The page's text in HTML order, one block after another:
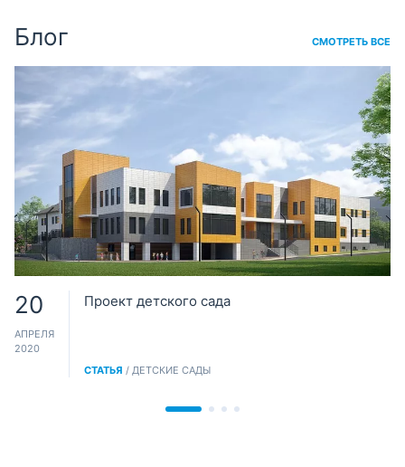
Блог СМОТРЕТЬ ВСЕ
20
АПРЕЛЯ
2020
Проект детского сада
СТАТЬЯ / ДЕТСКИЕ САДЫ